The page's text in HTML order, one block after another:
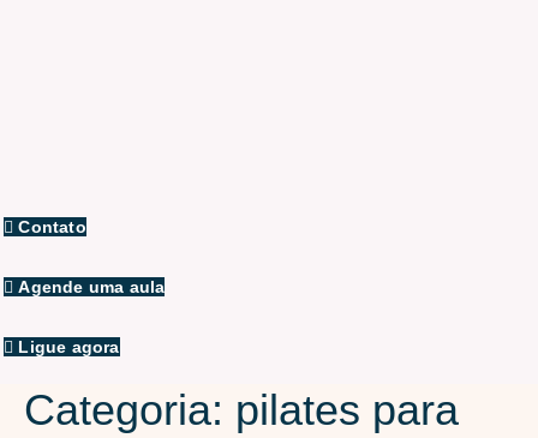
Contato
Agende uma aula
Ligue agora
Categoria: pilates para